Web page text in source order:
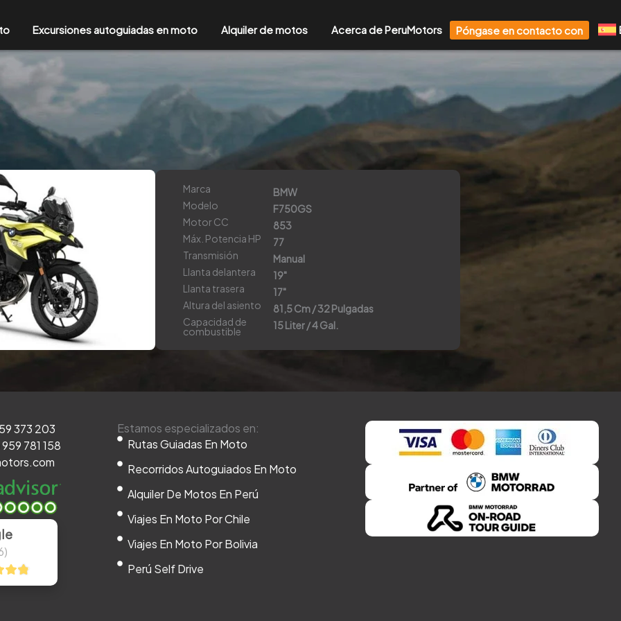
Excursiones autoguiadas en moto Alquiler de motos Acerca de PeruMotors Póngase en contacto con
Marca
BMW
Modelo
F750GS
Motor CC
853
Máx. Potencia HP
77
Transmisión
Manual
Llanta delantera
19"
Llanta trasera
17"
Altura del asiento
81,5 Cm / 32 Pulgadas
Capacidad de
combustible 15 Liter / 4 Gal.
373 203
781 158
Estamos especializados en:
Rutas Guiadas En Moto
Recorridos Autoguiados En Moto
Alquiler De Motos En Perú
Viajes En Moto Por Chile
Viajes En Moto Por Bolivia
Perú Self Drive